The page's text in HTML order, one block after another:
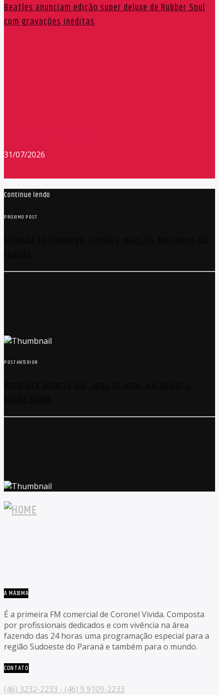
Beatles anunciam edição super deluxe de Rubber Soul
com gravações inéditas
31/07/2026
Continue lendo
PRÓXIMO POST
POST ANTERIOR
A MÁXIMA
É a primeira FM comercial de Coronel Vivida. Composta
por profissionais dedicados e com vivência na área
fazendo das 24 horas uma programação especial para a
região Sudoeste do Paraná e também para o mundo.
CONTATO
(46) 3232-2233 - (46) 9 9109-2233